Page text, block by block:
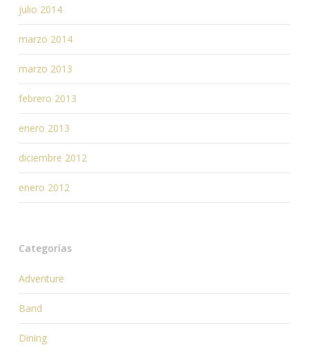
julio 2014
marzo 2014
marzo 2013
febrero 2013
enero 2013
diciembre 2012
enero 2012
Categorías
Adventure
Band
Dining